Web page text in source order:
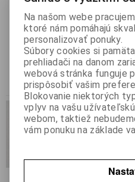
KT
Na našom webe
ktoré nám pomáhajú
personalizovať ponuky.
Súbory cookies si
prehliadači na danom
webová stránka funguje
prispôsobiť vašim
Blokovanie niektorých
vplyv na vašu
webom, taktiež
vám ponuku na základe